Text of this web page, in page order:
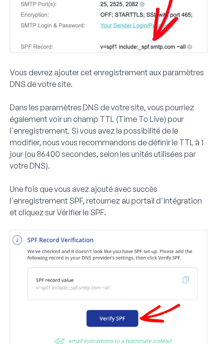
Vous devrez ajouter cet enregistrement aux paramètres
DNS de votre site.
Dans les paramètres DNS de votre site, vous pourriez
également voir un champ TTL (Time To Live) pour
l'enregistrement. Si vous avez la possibilité de le
modifier, nous vous recommandons de définir le TTL à 1
jour (ou 86400 secondes, selon les unités utilisées par
votre DNS).
Une fois que vous avez ajouté avec succès
l'enregistrement SPF, retournez au portail d'intégration
et cliquez surVérifier le SPF.